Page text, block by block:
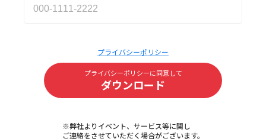
プライバシーポリシー
プライバシーポリシーに同意して
ダウンロード
※弊社よりイベント、サービス等に関し
ご連絡をさせていただく場合がございます。